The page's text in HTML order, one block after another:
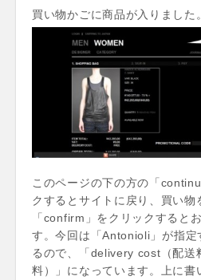
買い物かごに商品が入りました。
このページの下の方の「
クするとサイトに戻り、買い物
「confirm」をクリックすると
す。今回は「Antonioli」が指定
るので、「delivery cost（配送
料）」になっています。上に書